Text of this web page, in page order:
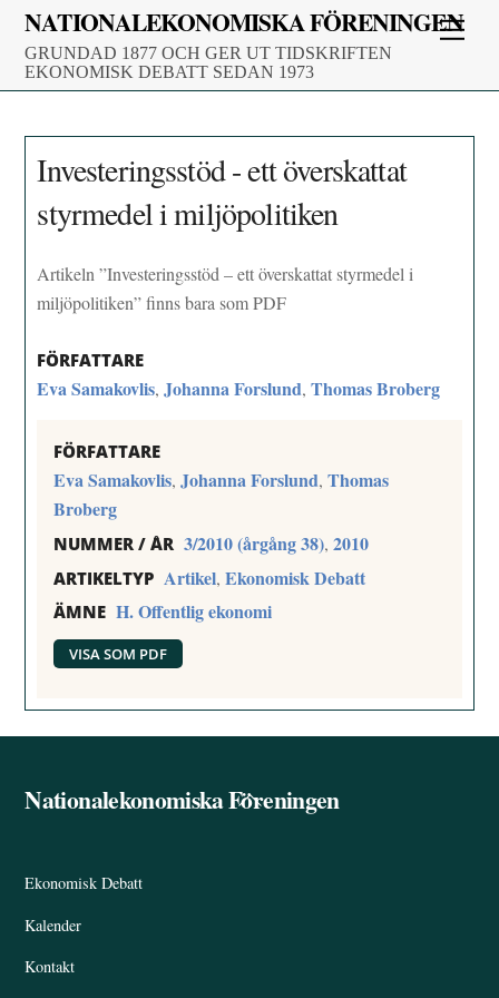
Skip
content
NATIONALEKONOMISKA FÖRENINGEN
GRUNDAD 1877 OCH GER UT TIDSKRIFTEN
EKONOMISK DEBATT SEDAN 1973
Investeringsstöd - ett överskattat
styrmedel i miljöpolitiken
Artikeln ”Investeringsstöd – ett överskattat styrmedel i
miljöpolitiken” finns bara som PDF
FÖRFATTARE
Eva Samakovlis,Johanna Forslund,Thomas Broberg
FÖRFATTARE
Eva Samakovlis,Johanna Forslund,Thomas
Broberg
NUMMER / ÅR 3/2010 (årgång 38),2010
ARTIKELTYP Artikel,Ekonomisk Debatt
ÄMNE H. Offentlig ekonomi
VISA SOM PDF
Back
Nationalekonomiska Föreningen
Ekonomisk Debatt
Kalender
Kontakt